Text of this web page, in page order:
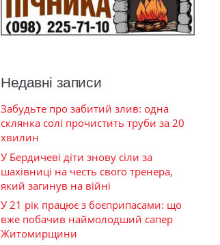
Недавні записи
Забудьте про забитий злив: одна
склянка солі прочистить труби за 20
хвилин
У Бердичеві діти знову сіли за
шахівниці на честь свого тренера,
який загинув на війні
У 21 рік працює з боєприпасами: що
вже побачив наймолодший сапер
Житомирщини